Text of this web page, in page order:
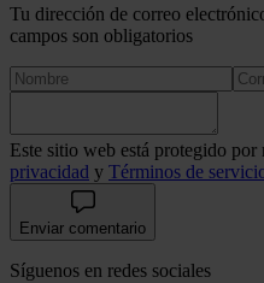
Tu dirección de correo
campos son obligatorios
Este sitio web está protegido
privacidad y Términos de
Enviar comentario
Síguenos en redes sociales